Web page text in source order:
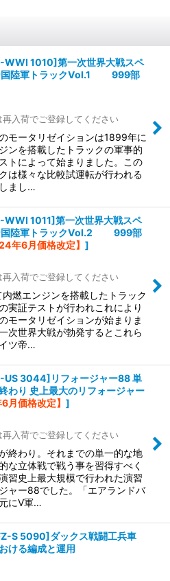
1010]第一次世界大戦スペ
国陸軍トラックVol.1 999部
入荷でご登録してください
モータリゼイションは1899年に
ンを搭載したトラックの軍事的
トによって始まりました。この
は様々な比較試運転が行われる
まし…
1011]第一次世界大戦スペ
国陸軍トラックVol.2 999部
年6月価格改定】 ]
入荷でご登録してください
燃エンジンを搭載したトラック
実証テストが行われこれにより
モータリゼイションが始まりま
次世界大戦が勃発するとこれら
ツ帝…
3044]リフォージャー88 単
わり 史上最大のリフォージャー
月価格改定】 ]
入荷でご登録してください
終わり。それまでの単一的な地
な立体戦で戦う事を習得すべく
習史上最大規模で行われた演習
ャー88でした。「エアランドバ
にV軍…
S 5090]ダックス戦闘工兵車
ける編成と運用